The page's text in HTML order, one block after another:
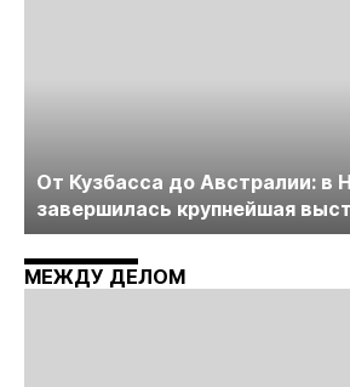
От Кузбасса до Австралии: в
завершилась крупнейшая
технологий «Недра России.
Майнинг»
МЕЖДУ ДЕЛОМ